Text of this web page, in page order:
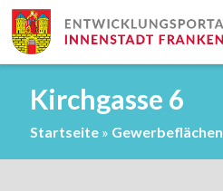
Kirchgasse 6
Startseite » Gewerbeflächen